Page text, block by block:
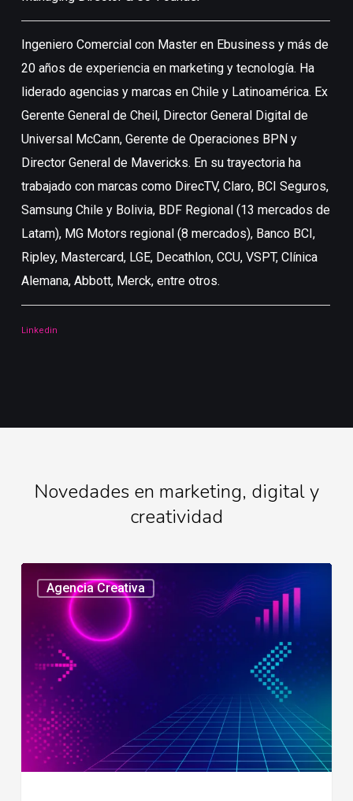
Ingeniero Comercial con Master en Ebusiness y más de
20 años de experiencia en marketing y tecnología. Ha
liderado agencias y marcas en Chile y Latinoamérica. Ex
Gerente General de Cheil, Director General Digital de
Universal McCann, Gerente de Operaciones BPN y
Director General de Mavericks. En su trayectoria ha
trabajado con marcas como DirecTV, Claro, BCI Seguros,
Samsung Chile y Bolivia, BDF Regional (13 mercados de
Latam), MG Motors regional (8 mercados), Banco BCI,
Ripley, Mastercard, LGE, Decathlon, CCU, VSPT, Clínica
Alemana, Abbott, Merck, entre otros.
Linkedin
Novedades en marketing, digital y
creatividad
Agencia Creativa
Tendencias
creatividad
digital